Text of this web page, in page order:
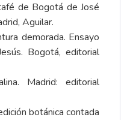
de Bogotá de José
Aguilar.
demorada. Ensayo
Bogotá, editorial
Madrid: editorial
botánica contada